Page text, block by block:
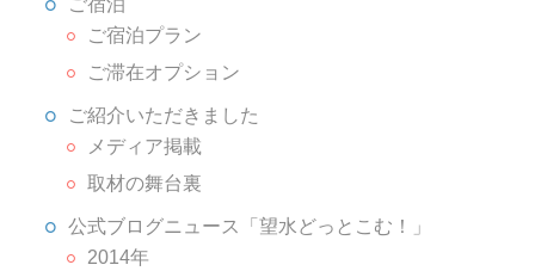
ご宿泊
ご宿泊プラン
ご滞在オプション
ご紹介いただきました
メディア掲載
取材の舞台裏
公式ブログニュース「望水どっとこむ！」
2014年